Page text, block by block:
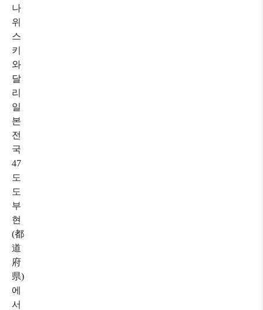
나
위
스
키
와
달
리
일
본
전
국
47
도
도
부
현
(都
道
府
県)
에
서